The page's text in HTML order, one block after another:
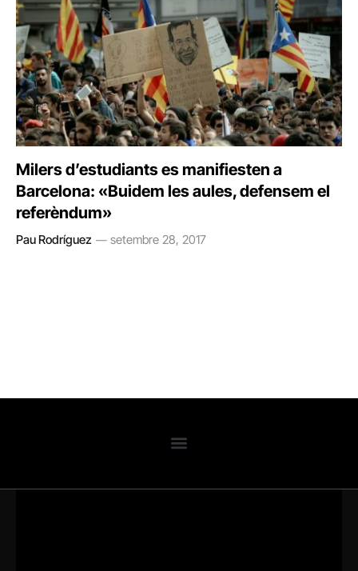
Milers d’estudiants es manifiesten a
Barcelona: «Buidem les aules, defensem el
referèndum»
Pau Rodríguez setembre 28, 2017